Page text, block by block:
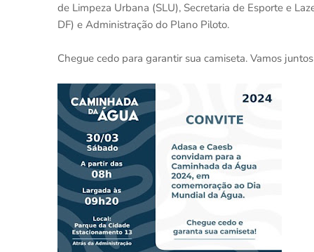
de Limpeza Urbana (SLU), Secretaria de Esporte e
DF) e Administração do Plano Piloto.
Chegue cedo para garantir sua camiseta. Vamos